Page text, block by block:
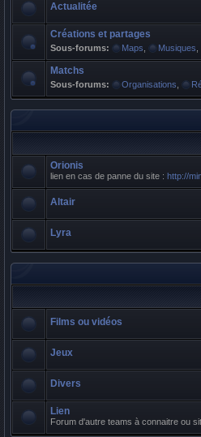
Actualitée
Créations et partages
Sous-forums: Maps Musiques
Matchs
Sous-forums: Organisations
Orionis
lien en cas de panne du site : http://
Altair
Lyra
Films ou vidéos
Jeux
Divers
Lien
Forum d'autre teams à connaitre ou